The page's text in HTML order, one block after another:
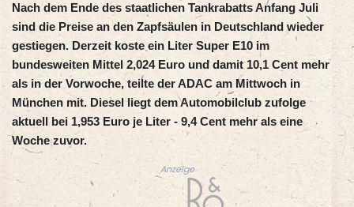
Nach dem Ende des staatlichen Tankrabatts Anfang Juli
sind die Preise an den Zapfsäulen in Deutschland wieder
gestiegen. Derzeit koste ein Liter Super E10 im
bundesweiten Mittel 2,024 Euro und damit 10,1 Cent mehr
als in der Vorwoche, teilte der ADAC am Mittwoch in
München mit. Diesel liegt dem Automobilclub zufolge
aktuell bei 1,953 Euro je Liter - 9,4 Cent mehr als eine
Woche zuvor.
Anzeige